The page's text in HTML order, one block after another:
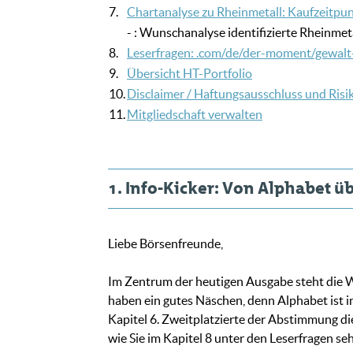
7.
Chartanalyse zu Rheinmetall:
- : Wunschanalyse identifizierte
8.
Leserfragen: .com/de/der-moment/
9.
Übersicht HT-Portfolio
10.Disclaimer / Haftungsausschluss und
11.Mitgliedschaft verwalten
1. Info-Kicker: Von Alphabet
Liebe Börsenfreunde,
Im Zentrum der heutigen Ausgabe steht die
haben ein gutes Näschen, denn Alphabet ist
Kapitel 6. Zweitplatzierte der Abstimmung
wie Sie im Kapitel 8 unter den Leserfragen